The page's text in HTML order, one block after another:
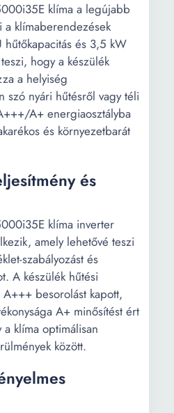
klíma a legújabb
klímaberendezések
és 3,5 kW
hogy a készülék
a helyiség
szó nyári hűtésről vagy téli
A+ energiaosztályba
és környezetbarát
és
klíma inverter
amely lehetővé teszi
szabályozást és
A készülék hűtési
besorolást kapott,
A+ minősítést ért
klíma optimálisan
között.